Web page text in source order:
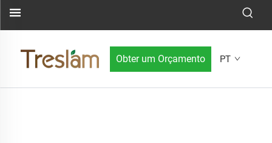
Obter um Orçamento PT